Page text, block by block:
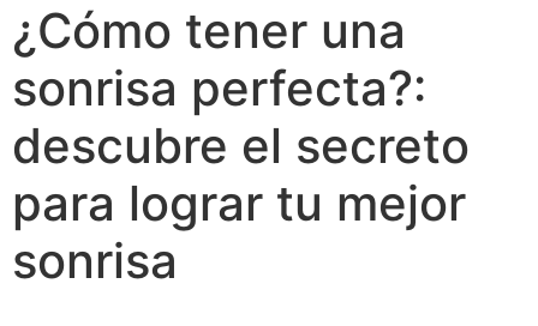
¿Cómo tener una
sonrisa perfecta?:
descubre el secreto
para lograr tu mejor
sonrisa